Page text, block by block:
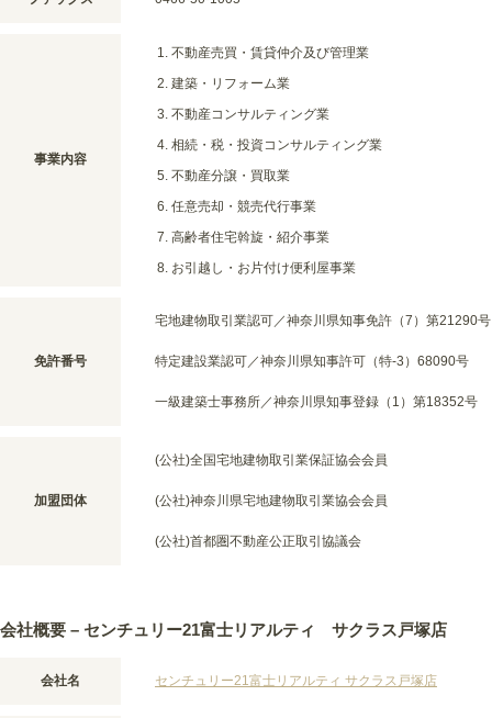
事業内容
不動産売買・賃貸仲介及び管理業
建築・リフォーム業
不動産コンサルティング業
相続・税・投資コンサルティング業
不動産分譲・買取業
任意売却・競売代行事業
高齢者住宅斡旋・紹介事業
お引越し・お片付け便利屋事業
免許番号
宅地建物取引業認可／神奈川県知事免許（7）第21290号
特定建設業認可／神奈川県知事許可（特-3）68090号
一級建築士事務所／神奈川県知事登録（1）第18352号
加盟団体
(公社)全国宅地建物取引業保証協会会員
(公社)神奈川県宅地建物取引業協会会員
(公社)首都圏不動産公正取引協議会
会社概要 – センチュリー21富士リアルティ サクラス戸塚店
会社名 センチュリー21富士リアルティ サクラス戸塚店